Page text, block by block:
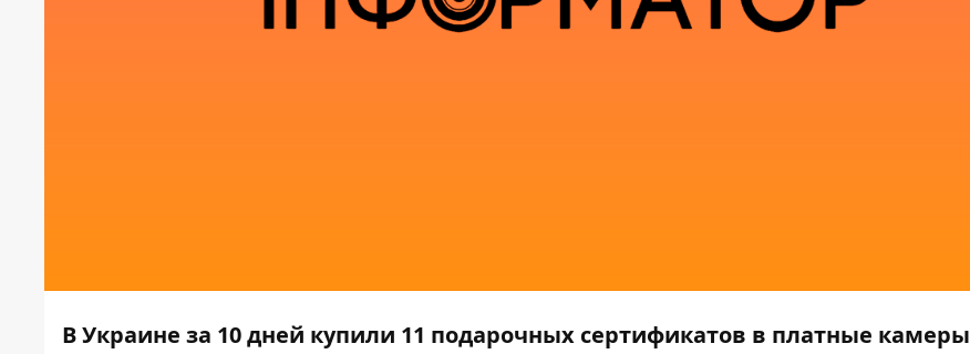
В Украине за 10 дней купили 11 подарочных сертификатов в платные камеры